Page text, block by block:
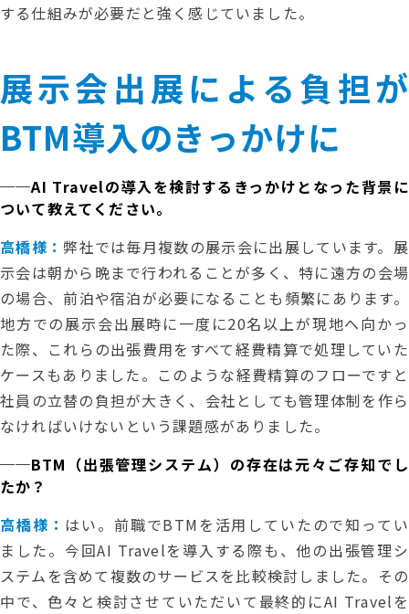
する仕組みが必要だと強く感じていました。
展示会出展による負担が
BTM導入のきっかけに
──AI Travelの導入を検討するきっかけとなった背景に
ついて教えてください。
高橋様：弊社では毎月複数の展示会に出展しています。展
示会は朝から晩まで行われることが多く、特に遠方の会場
の場合、前泊や宿泊が必要になることも頻繁にあります。
地方での展示会出展時に一度に20名以上が現地へ向かっ
た際、これらの出張費用をすべて経費精算で処理していた
ケースもありました。このような経費精算のフローですと
社員の立替の負担が大きく、会社としても管理体制を作ら
なければいけないという課題感がありました。
──BTM（出張管理システム）の存在は元々ご存知でし
たか？
高橋様： はい。前職でBTMを活用していたので知ってい
ました。今回AI Travelを導入する際も、他の出張管理シ
ステムを含めて複数のサービスを比較検討しました。その
中で、色々と検討させていただいて最終的にAI Travelを